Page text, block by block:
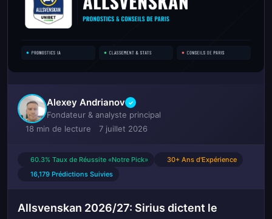
Alexey Andrianov ✓
Fondateur & analyste principal
18 min de lecture
7 juillet 2026
60.3% Taux de Réussite «Notre Pick»
30+ Ans d'Expérience
16,179 Prédictions Suivies
Allsvenskan 2026/27: Sirius dictent le